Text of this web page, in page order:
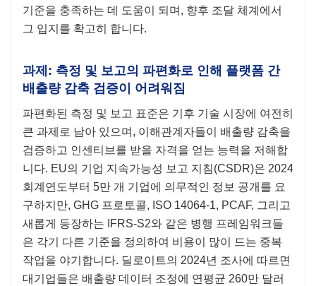
기준을 충족하는 데 도움이 되며, 향후 조달 체계에서
그 입지를 확고히 합니다.
과제: 측정 및 보고의 파편화로 인해 플랫폼 간
배출량 감축 검증이 어려워짐
파편화된 측정 및 보고 표준은 기후 기술 시장에 여전히
큰 과제로 남아 있으며, 이해관계자들이 배출량 감축을
검증하고 인센티브를 받을 자격을 얻는 능력을 저해합
니다. EU의 기업 지속가능성 보고 지침(CSDR)은 2024
회계연도부터 5만 개 기업에 의무적인 정보 공개를 요
구하지만, GHG 프로토콜, ISO 14064-1, PCAF, 그리고
새롭게 등장하는 IFRS-S2와 같은 병행 프레임워크들
은 각기 다른 기준을 정의하여 비용이 많이 드는 중복
작업을 야기합니다. 딜로이트의 2024년 조사에 따르면
대기업들은 배출량 데이터 조정에 연평균 260만 달러